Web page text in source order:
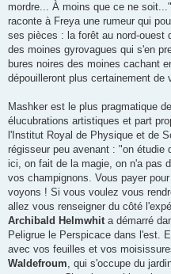
mordre... À moins que ce ne
raconte à Freya une rumeur qui
ses pièces : la forêt au nord-ouest
des moines gyrovagues qui s'en
bures noires des moines cachant
dépouilleront plus certainement
Mashker est le plus pragmatique
élucubrations artistiques et part
l'Institut Royal de Physique et de
régisseur peu avenant : "on
ici, on fait de la magie, on n'a pas
vos champignons. Vous payer
voyons ! Si vous voulez vous
allez vous renseigner du côté
Archibald Helmwhita démarré
Peligrue le Perspicace dans l'est.
avec vos feuilles et vos
Waldefroum, qui s'occupe du